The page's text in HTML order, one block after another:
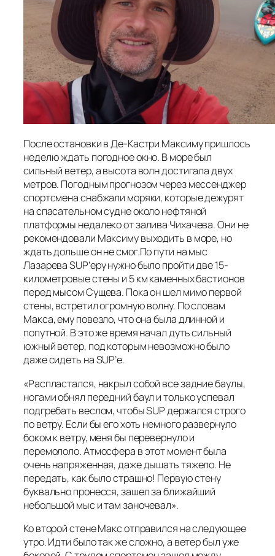
После остановки в Де-Кастри Максиму пришлось
неделю ждать погодное окно. В море был
сильный ветер, а высота волн достигала двух
метров. Погодным прогнозом через мессенджер
спортсмена снабжали моряки, которые дежурят
на спасательном судне около нефтяной
платформы недалеко от залива Чихачева. Они не
рекомендовали Максиму выходить в море, но
ждать дольше он не смог.По пути на мыс
Лазарева SUP’еру нужно было пройти две 15-
километровые стены и 5 км каменных бастионов
перед мысом Сущева. Пока он шел мимо первой
стены, встретил огромную волну. По словам
Макса, ему повезло, что она была длинной и
попутной. В это же время начал дуть сильный
южный ветер, под которым невозможно было
даже сидеть на SUP’е.
«Распластался, накрыл собой все задние баулы,
ногами обнял передний баул и только успевал
подгребать веслом, чтобы SUP держался строго
по ветру. Если бы его хоть немного развернуло
боком к ветру, меня бы перевернуло и
перемололо. Атмосфера в этот момент была
очень напряженная, даже дышать тяжело. Не
передать, как было страшно! Первую стену
буквально пронесся, зашел за ближайший
небольшой мыс и там заночевал».
Ко второй стене Макс отправился на следующее
утро. Идти было так же сложно, а ветер был уже